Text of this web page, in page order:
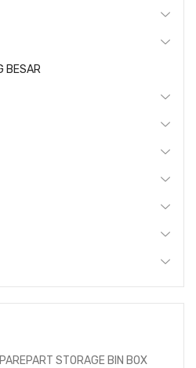
BESAR
STORAGE BIN BOX